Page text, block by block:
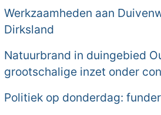
Werkzaamheden aan
Dirksland
Natuurbrand in duingebied
grootschalige inzet onder
Politiek op donderdag: